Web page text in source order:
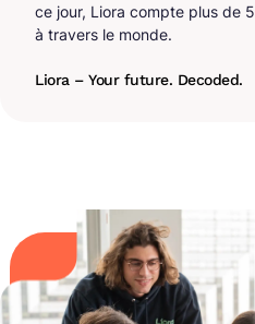
ce jour, Liora compte plus de
à travers le monde.
Liora – Your future. Decoded.